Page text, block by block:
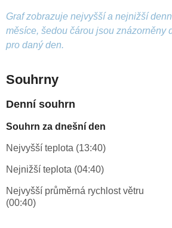
Graf zobrazuje nejvyšší a nejnižší
měsíce, šedou čárou jsou znázorněny
pro daný den.
Souhrny
Denní souhrn
Souhrn za dnešní den
Nejvyšší teplota (13:40)
Nejnižší teplota (04:40)
Nejvyšší průměrná rychlost větru
(00:40)